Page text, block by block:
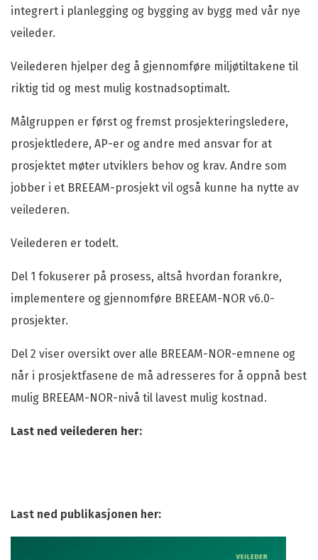
integrert i planlegging og bygging av bygg med vår nye
veileder.
Veilederen hjelper deg å gjennomføre miljøtiltakene til
riktig tid og mest mulig kostnadsoptimalt.
Målgruppen er først og fremst prosjekteringsledere,
prosjektledere, AP-er og andre med ansvar for at
prosjektet møter utviklers behov og krav. Andre som
jobber i et BREEAM-prosjekt vil også kunne ha nytte av
veilederen.
Veilederen er todelt.
Del 1 fokuserer på prosess, altså hvordan forankre,
implementere og gjennomføre BREEAM-NOR v6.0-
prosjekter.
Del 2 viser oversikt over alle BREEAM-NOR-emnene og
når i prosjektfasene de må adresseres for å oppnå best
mulig BREEAM-NOR-nivå til lavest mulig kostnad.
Last ned veilederen her:
Last ned publikasjonen her: